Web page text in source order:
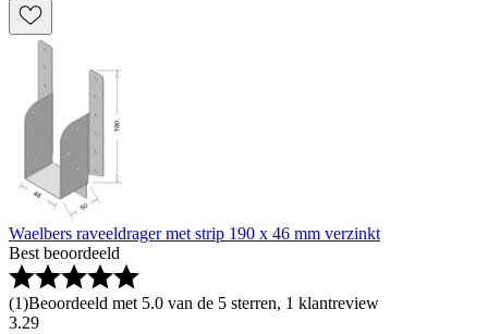
Waelbers raveeldrager met strip 190 x 46 mm verzinkt
Best beoordeeld
(1)Beoordeeld met 5.0 van de 5 sterren, 1 klantreview
3.29